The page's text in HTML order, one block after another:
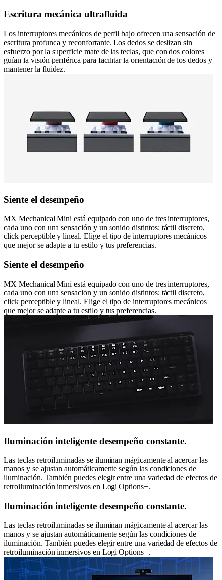
Escritura mecánica ultrafluida
Los interruptores mecánicos de perfil bajo ofrecen una sensación de
escritura profunda y reconfortante. Los dedos se deslizan sin
esfuerzo por la superficie mate de las teclas, que con dos colores
guían la visión periférica para facilitar la orientación de los dedos y
mantener la fluidez.
Siente el desempeño
MX Mechanical Mini está equipado con uno de tres interruptores,
cada uno con una sensación y un sonido distintos: táctil discreto,
click perceptible y lineal. Elige el tipo de interruptores mecánicos
que mejor se adapte a tu estilo y tus preferencias.
Siente el desempeño
MX Mechanical Mini está equipado con uno de tres interruptores,
cada uno con una sensación y un sonido distintos: táctil discreto,
click perceptible y lineal. Elige el tipo de interruptores mecánicos
que mejor se adapte a tu estilo y tus preferencias.
Iluminación inteligente desempeño constante.
Las teclas retroiluminadas se iluminan mágicamente al acercar las
manos y se ajustan automáticamente según las condiciones de
iluminación. También puedes elegir entre una variedad de efectos de
retroiluminación inmersivos en Logi Options+.
Iluminación inteligente desempeño constante.
Las teclas retroiluminadas se iluminan mágicamente al acercar las
manos y se ajustan automáticamente según las condiciones de
iluminación. También puedes elegir entre una variedad de efectos de
retroiluminación inmersivos en Logi Options+.